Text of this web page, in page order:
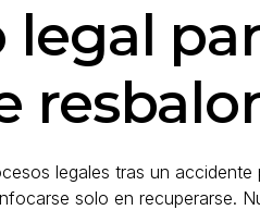
legal
legales tras un
solo en recuperarse.